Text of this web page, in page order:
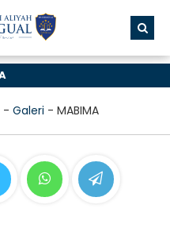
- Galeri - MABIMA